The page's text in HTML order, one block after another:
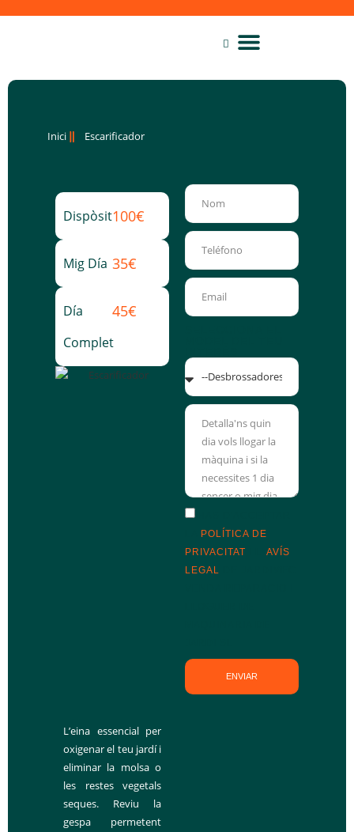
Inici Escarificador
L’eina essencial per
oxigenar el teu jardí i
eliminar la molsa o
les restes vegetals
seques. Reviu la
gespa permetent
Dispòsit100€
Mig Día 35€
Día
Complet
45€
POLÍTICA DE
PRIVACITAT
AVÍS
LEGAL
ENVIAR